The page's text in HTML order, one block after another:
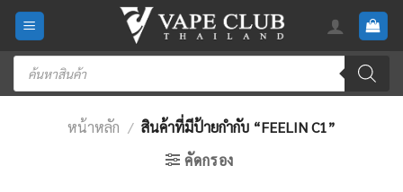
Skip
content
Products
search
หน้าหลัก / สินค้าที่มีป้ายกำกับ “FEELIN C1”
คัดกรอง